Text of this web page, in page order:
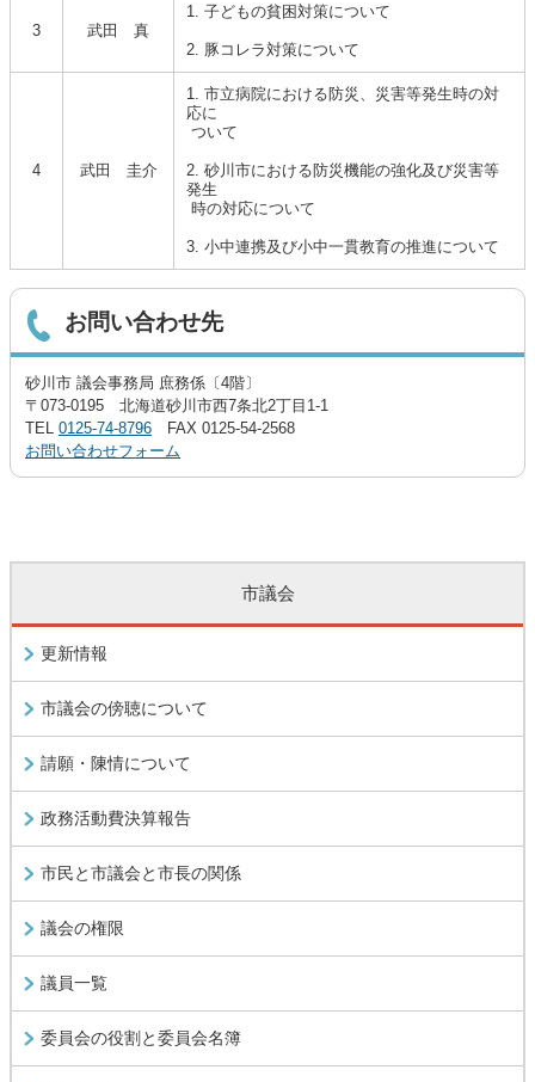
3 武田 真
1. 子どもの貧困対策について
2. 豚コレラ対策について
4 武田 圭介
1. 市立病院における防災、災害等発生時の対
応に
ついて
2. 砂川市における防災機能の強化及び災害等
発生
時の対応について
3. 小中連携及び小中一貫教育の推進について
お問い合わせ先
砂川市 議会事務局 庶務係〔4階〕
〒073-0195 北海道砂川市西7条北2丁目1-1
TEL 0125-74-8796 FAX 0125-54-2568
お問い合わせフォーム
市議会
更新情報
市議会の傍聴について
請願・陳情について
政務活動費決算報告
市民と市議会と市長の関係
議会の権限
議員一覧
委員会の役割と委員会名簿